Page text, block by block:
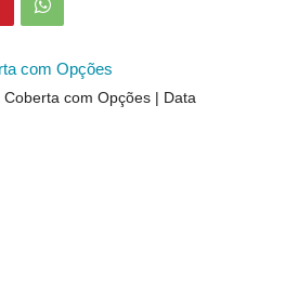
com Opções
com Opções
Data